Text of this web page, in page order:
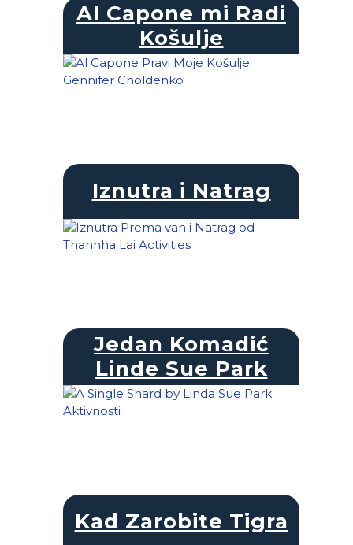
Al Capone mi Radi
Košulje
Iznutra i Natrag
Jedan Komadić
Linde Sue Park
Kad Zarobite Tigra